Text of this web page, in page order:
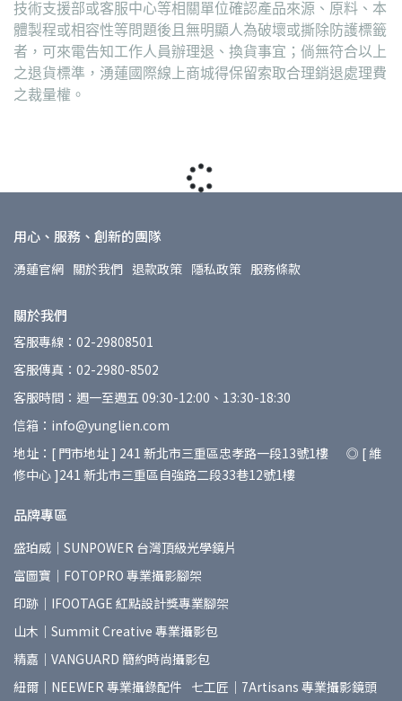
技術支援部或客服中心等相關單位確認產品來源、原料、本
體製程或相容性等問題後且無明顯人為破壞或撕除防護標籤
者，可來電告知工作人員辦理退、換貨事宜；倘無符合以上
之退貨標準，湧蓮國際線上商城得保留索取合理銷退處理費
之裁量權。
用心、服務、創新的團隊
湧蓮官網 關於我們 退款政策 隱私政策 服務條款
關於我們
客服專線：02-29808501
客服傳真：02-2980-8502
客服時間：週一至週五 09:30-12:00、13:30-18:30
信箱：info@yunglien.com
地址：[ 門市地址 ] 241 新北市三重區忠孝路一段13號1樓 ◎ [ 維
修中心 ]241 新北市三重區自強路二段33巷12號1樓
品牌專區
盛珀威｜SUNPOWER 台灣頂級光學鏡片
富圖寶｜FOTOPRO 專業攝影腳架
印跡｜IFOOTAGE 紅點設計獎專業腳架
山木｜Summit Creative 專業攝影包
精嘉｜VANGUARD 簡約時尚攝影包
紐爾｜NEEWER 專業攝錄配件 七工匠｜7Artisans 專業攝影鏡頭